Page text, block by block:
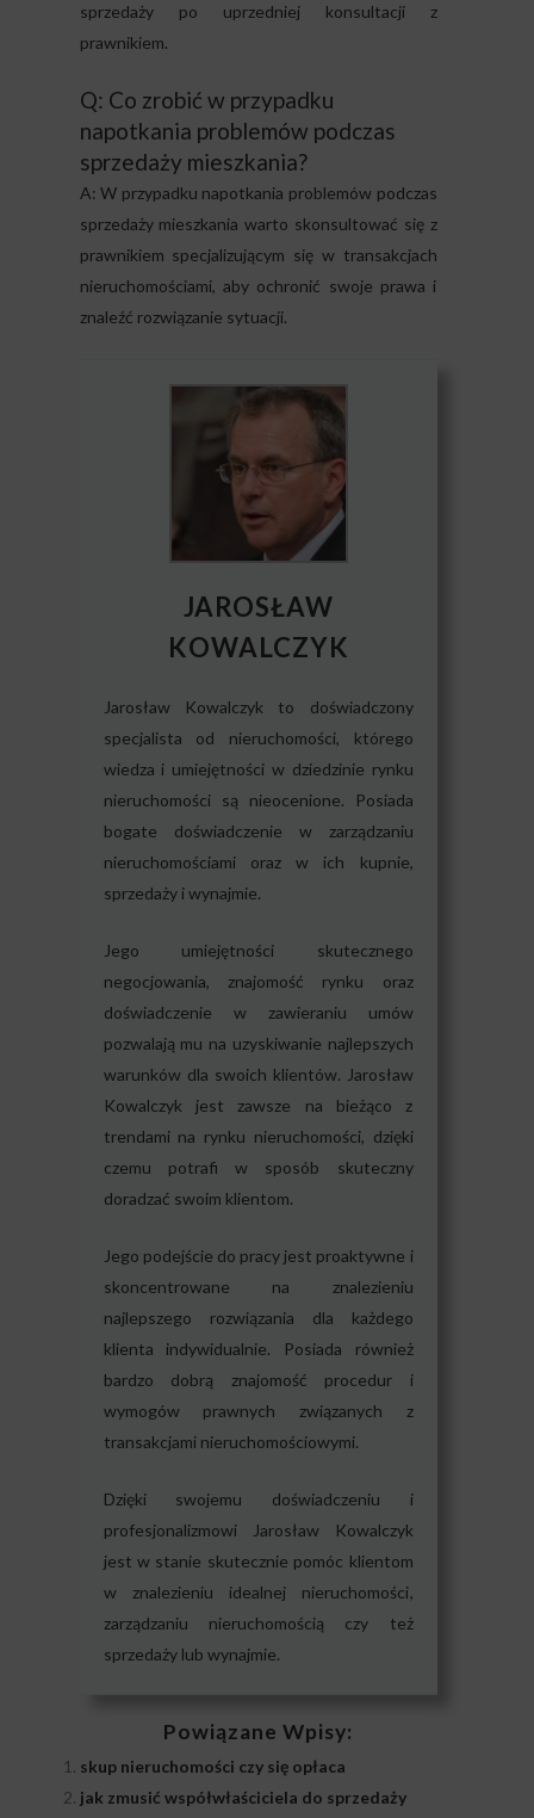
sprzedaży po uprzedniej konsultacji z
prawnikiem.
Q: Co zrobić w przypadku
napotkania problemów podczas
sprzedaży mieszkania?
A: W przypadku napotkania problemów podczas
sprzedaży mieszkania warto skonsultować się z
prawnikiem specjalizującym się w transakcjach
nieruchomościami, aby ochronić swoje prawa i
znaleźć rozwiązanie sytuacji.
JAROSŁAW
KOWALCZYK
Jarosław Kowalczyk to doświadczony
specjalista od nieruchomości, którego
wiedza i umiejętności w dziedzinie rynku
nieruchomości są nieocenione. Posiada
bogate doświadczenie w zarządzaniu
nieruchomościami oraz w ich kupnie,
sprzedaży i wynajmie.
Jego umiejętności skutecznego
negocjowania, znajomość rynku oraz
doświadczenie w zawieraniu umów
pozwalają mu na uzyskiwanie najlepszych
warunków dla swoich klientów. Jarosław
Kowalczyk jest zawsze na bieżąco z
trendami na rynku nieruchomości, dzięki
czemu potrafi w sposób skuteczny
doradzać swoim klientom.
Jego podejście do pracy jest proaktywne i
skoncentrowane na znalezieniu
najlepszego rozwiązania dla każdego
klienta indywidualnie. Posiada również
bardzo dobrą znajomość procedur i
wymogów prawnych związanych z
transakcjami nieruchomościowymi.
Dzięki swojemu doświadczeniu i
profesjonalizmowi Jarosław Kowalczyk
jest w stanie skutecznie pomóc klientom
w znalezieniu idealnej nieruchomości,
zarządzaniu nieruchomością czy też
sprzedaży lub wynajmie.
Powiązane Wpisy:
skup nieruchomości czy się opłaca
jak zmusić współwłaściciela do sprzedaży